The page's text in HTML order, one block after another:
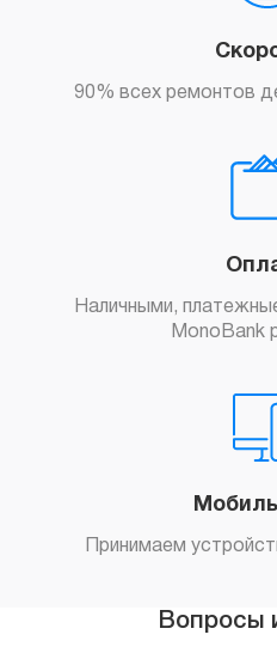
90% всех ремонтов
Наличными,
MonoBank
Принимаем
Вопросы